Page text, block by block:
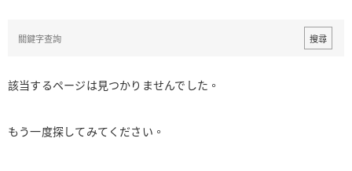
該当するページは見つかりませんでした。
もう一度探してみてください。